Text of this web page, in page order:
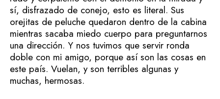
sí, disfrazado de conejo, esto es literal. Sus
orejitas de peluche quedaron dentro de la cabina
mientras sacaba miedo cuerpo para preguntarnos
una dirección. Y nos tuvimos que servir ronda
doble con mi amigo, porque así son las cosas en
este país. Vuelan, y son terribles algunas y
muchas, hermosas.